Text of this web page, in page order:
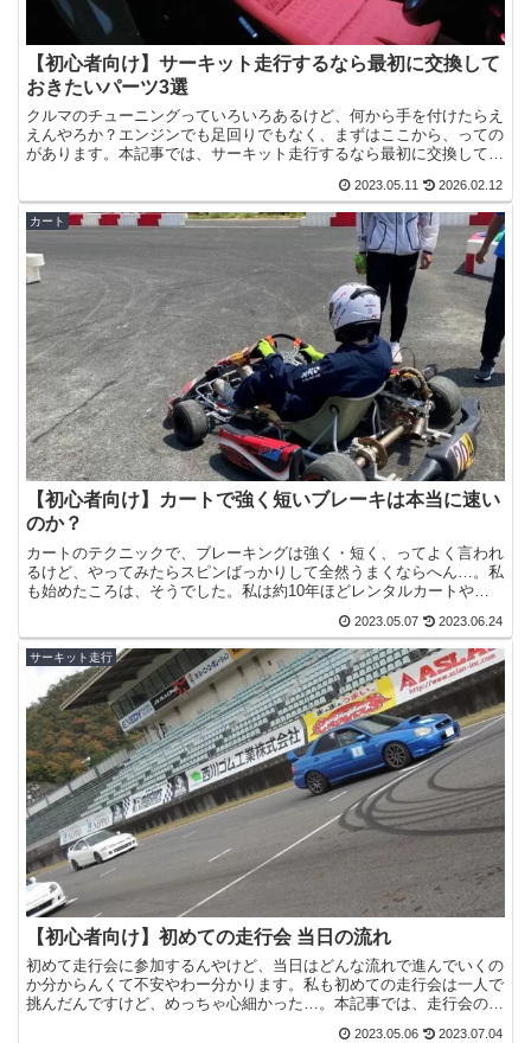
【初心者向け】サーキット走行するなら最初に交換して
おきたいパーツ3選
クルマのチューニングっていろいろあるけど、何から手を付けたらえ
えんやろか？エンジンでも足回りでもなく、まずはここから、っての
があります。本記事では、サーキット走行するなら最初に交換してお
2023.05.11 2026.02.12
カート
【初心者向け】カートで強く短いブレーキは本当に速い
のか？
カートのテクニックで、ブレーキングは強く・短く、ってよく言われ
るけど、やってみたらスピンばっかりして全然うまくならへん…。私
も始めたころは、そうでした。私は約10年ほどレンタルカートやレ
2023.05.07 2023.06.24
サーキット走行
【初心者向け】初めての走行会 当日の流れ
初めて走行会に参加するんやけど、当日はどんな流れで進んでいくの
か分からんくて不安やわー分かります。私も初めての走行会は一人で
挑んだんですけど、めっちゃ心細かった…。本記事では、走行会の当
2023.05.06 2023.07.04